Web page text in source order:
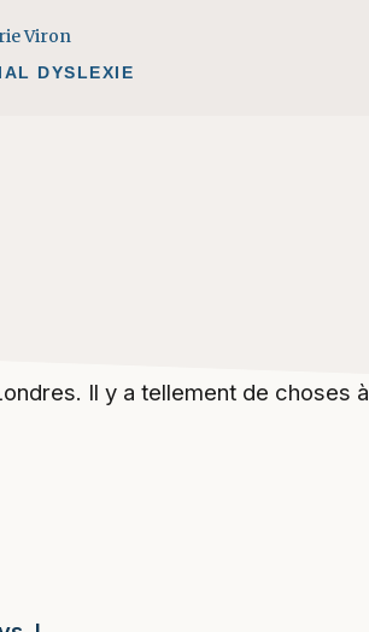
Viron
DYSLEXIE
Il y a tellement de choses à